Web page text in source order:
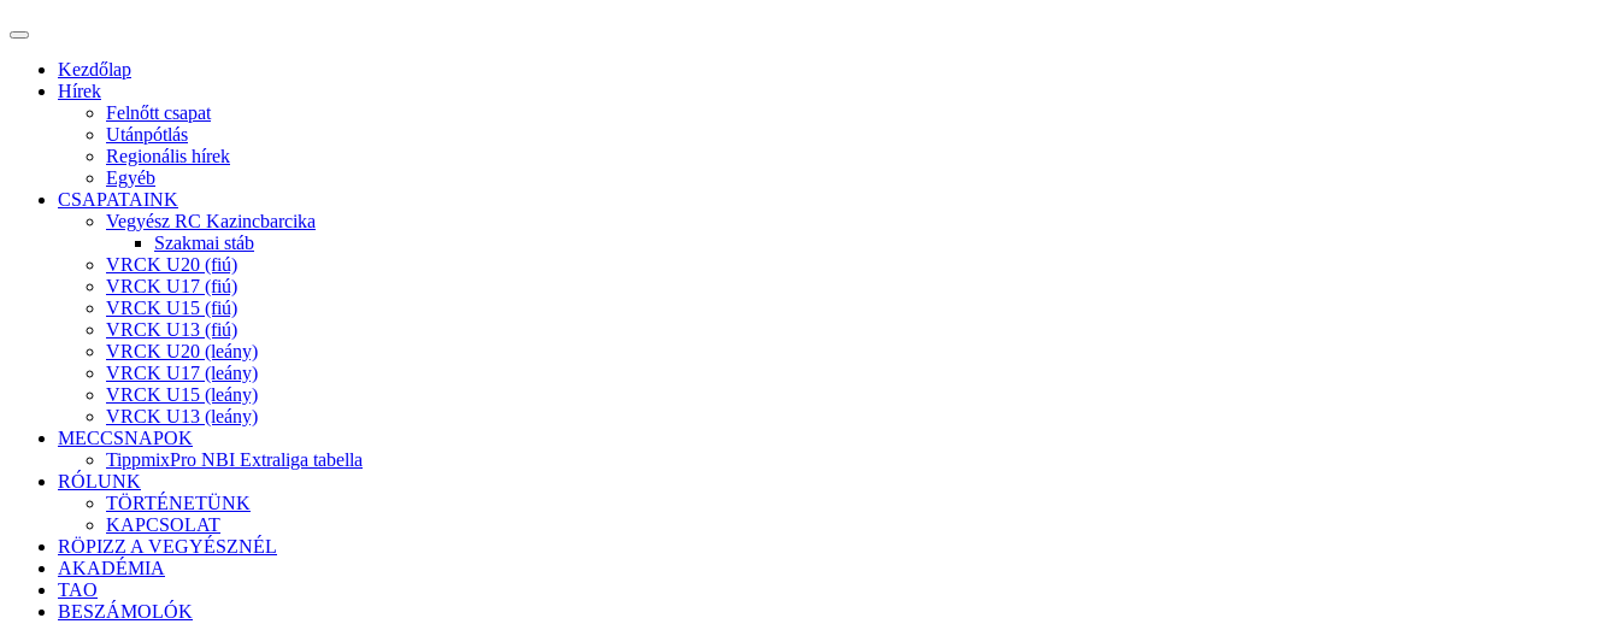
Kezdőlap
Hírek
Felnőtt csapat
Utánpótlás
Regionális hírek
Egyéb
CSAPATAINK
Vegyész RC Kazincbarcika
Szakmai stáb
VRCK U20 (fiú)
VRCK U17 (fiú)
VRCK U15 (fiú)
VRCK U13 (fiú)
VRCK U20 (leány)
VRCK U17 (leány)
VRCK U15 (leány)
VRCK U13 (leány)
MECCSNAPOK
TippmixPro NBI Extraliga tabella
RÓLUNK
TÖRTÉNETÜNK
KAPCSOLAT
RÖPIZZ A VEGYÉSZNÉL
AKADÉMIA
TAO
BESZÁMOLÓK